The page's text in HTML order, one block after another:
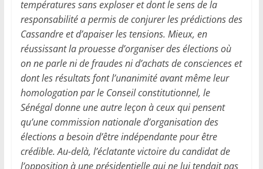
températures sans exploser et dont le sens de la
responsabilité a permis de conjurer les prédictions des
Cassandre et d’apaiser les tensions. Mieux, en
réussissant la prouesse d’organiser des élections où
on ne parle ni de fraudes ni d’achats de consciences et
dont les résultats font l’unanimité avant même leur
homologation par le Conseil constitutionnel, le
Sénégal donne une autre leçon à ceux qui pensent
qu’une commission nationale d’organisation des
élections a besoin d’être indépendante pour être
crédible. Au-delà, l’éclatante victoire du candidat de
l’opposition à une présidentielle qui ne lui tendait pas